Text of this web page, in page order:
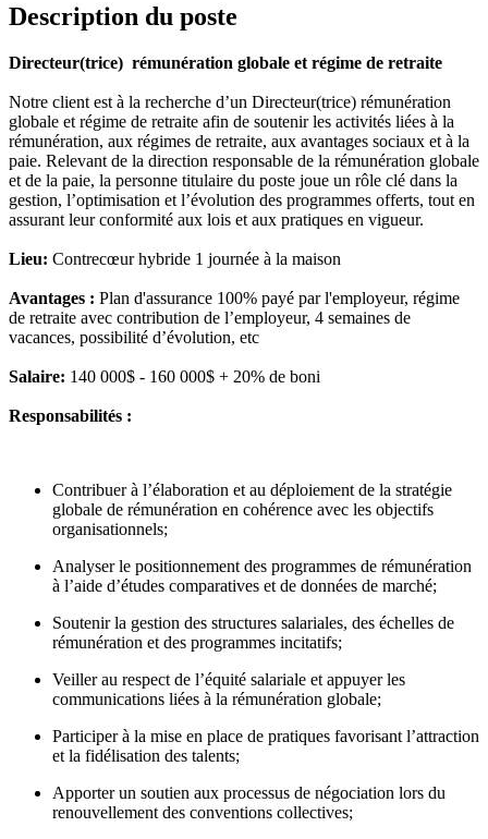
Description du poste
Directeur(trice) rémunération globale et régime de retraite
Notre client est à la recherche d’un Directeur(trice) rémunération
globale et régime de retraite afin de soutenir les activités liées à la
rémunération, aux régimes de retraite, aux avantages sociaux et à la
paie. Relevant de la direction responsable de la rémunération globale
et de la paie, la personne titulaire du poste joue un rôle clé dans la
gestion, l’optimisation et l’évolution des programmes offerts, tout en
assurant leur conformité aux lois et aux pratiques en vigueur.
Lieu: Contrecœur hybride 1 journée à la maison
Avantages : Plan d'assurance 100% payé par l'employeur, régime
de retraite avec contribution de l’employeur, 4 semaines de
vacances, possibilité d’évolution, etc
Salaire: 140 000$ - 160 000$ + 20% de boni
Responsabilités :
Contribuer à l’élaboration et au déploiement de la stratégie
globale de rémunération en cohérence avec les objectifs
organisationnels;
Analyser le positionnement des programmes de rémunération
à l’aide d’études comparatives et de données de marché;
Soutenir la gestion des structures salariales, des échelles de
rémunération et des programmes incitatifs;
Veiller au respect de l’équité salariale et appuyer les
communications liées à la rémunération globale;
Participer à la mise en place de pratiques favorisant l’attraction
et la fidélisation des talents;
Apporter un soutien aux processus de négociation lors du
renouvellement des conventions collectives;